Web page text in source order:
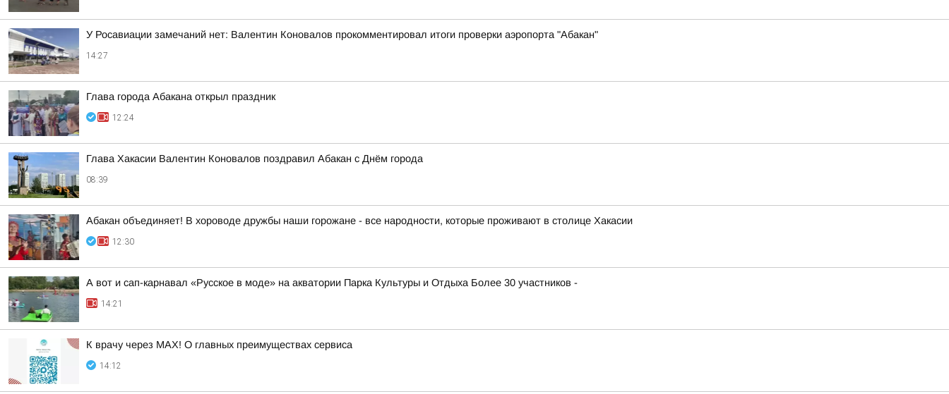
У Росавиации замечаний нет: Валентин Коновалов прокомментировал итоги проверки аэропорта "Абакан"
14:27
Глава города Абакана открыл праздник
12:24
Глава Хакасии Валентин Коновалов поздравил Абакан с Днём города
08:39
Абакан объединяет! В хороводе дружбы наши горожане - все народности, которые проживают в столице Хакасии
12:30
А вот и сап-карнавал «Русское в моде» на акватории Парка Культуры и Отдыха Более 30 участников -
14:21
К врачу через МАХ! О главных преимуществах сервиса
14:12